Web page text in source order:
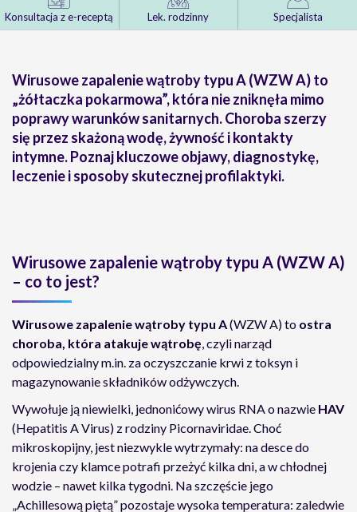
Konsultacja z e-receptą Lek. rodzinny Specjalista
Wirusowe zapalenie wątroby typu A (WZW A) to
„żółtaczka pokarmowa”, która nie zniknęła mimo
poprawy warunków sanitarnych. Choroba szerzy
się przez skażoną wodę, żywność i kontakty
intymne. Poznaj kluczowe objawy, diagnostykę,
leczenie i sposoby skutecznej profilaktyki.
Wirusowe zapalenie wątroby typu A (WZW A)
– co to jest?
Wirusowe zapalenie wątroby typu A(WZW A) to ostra
choroba, która atakuje wątrobę, czyli narząd
odpowiedzialny m.in. za oczyszczanie krwi z toksyn i
magazynowanie składników odżywczych.
Wywołuje ją niewielki, jednonićowy wirus RNA o nazwie HAV
(Hepatitis A Virus) z rodziny Picornaviridae. Choć
mikroskopijny, jest niezwykle wytrzymały: na desce do
krojenia czy klamce potrafi przeżyć kilka dni, a w chłodnej
wodzie – nawet kilka tygodni. Na szczęście jego
„Achillesową piętą” pozostaje wysoka temperatura: zaledwie